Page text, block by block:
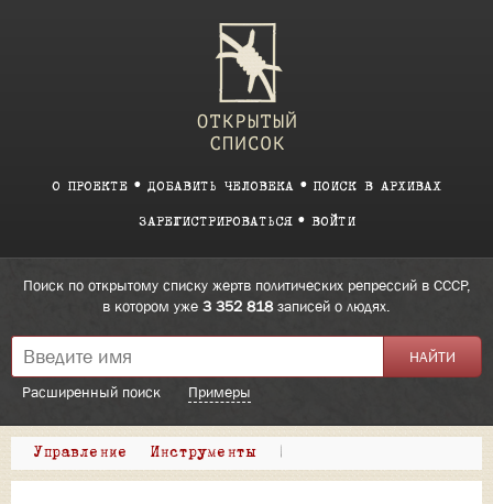
О ПРОЕКТЕ ДОБАВИТЬ ЧЕЛОВЕКА ПОИСК В АРХИВАХ
ЗАРЕГИСТРИРОВАТЬСЯ ВОЙТИ
Поиск по открытому списку жертв политических репрессий в СССР,
в котором уже 3 352 818записей о людях.
Расширенный поиск Примеры
Управление Инструменты |